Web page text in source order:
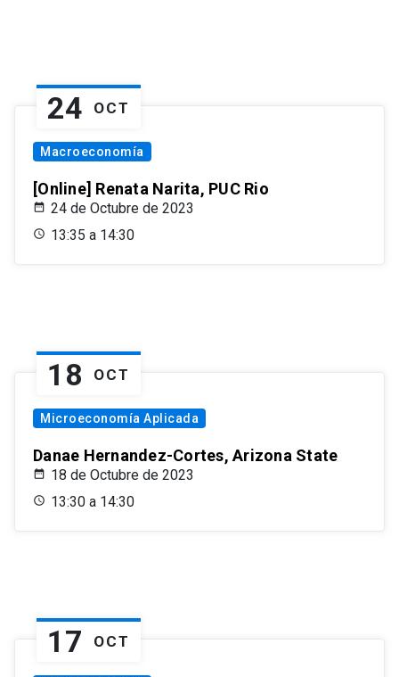
24 OCT
Macroeconomía
[Online] Renata Narita, PUC Rio
24 de Octubre de 2023
13:35 a 14:30
18 OCT
Microeconomía Aplicada
Danae Hernandez-Cortes, Arizona State
18 de Octubre de 2023
13:30 a 14:30
17 OCT